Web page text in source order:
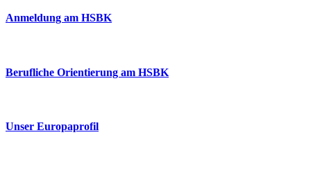
Anmeldung am HSBK
Berufliche Orientierung am HSBK
Unser Europaprofil